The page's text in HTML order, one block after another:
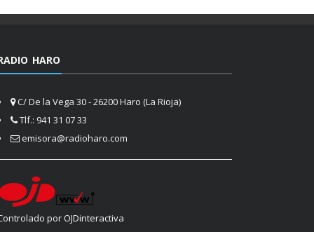
HARO
C/ De la Vega 30 - 26200 Haro (La Rioja)
Tlf.: 941 31 07 33
emisora@radioharo.com
por OJDinteractiva